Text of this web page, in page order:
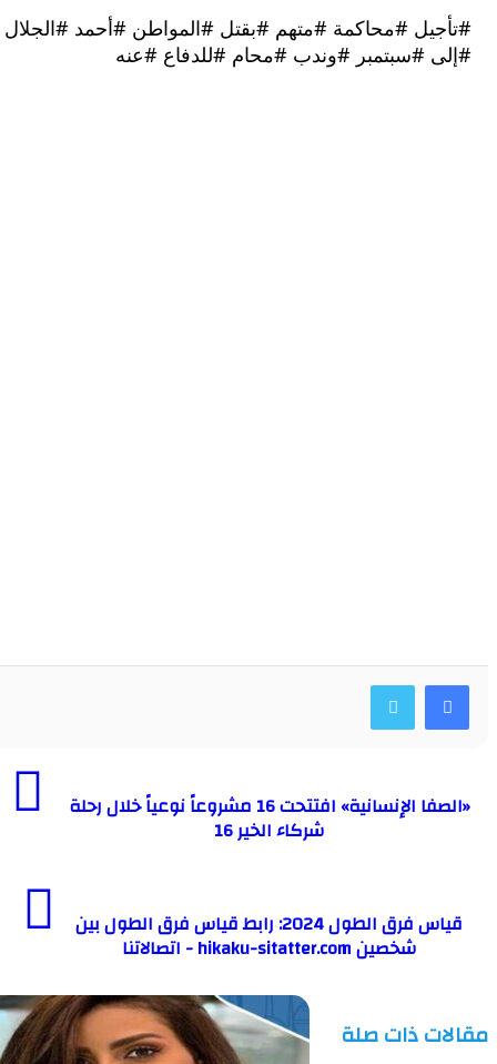
#محاكمة #متهم #بقتل #المواطن #أحمد #الجلال
#سبتمبر #وندب #محام #للدفاع #عنه
«الصفا الإنسانية» افتتحت 16 مشروعاً نوعياً خلال رحلة
شركاء الخير 16
قياس فرق الطول 2024: رابط قياس فرق الطول بين
شخصين hikaku-sitatter.com - اتصالاتنا
ذات صلة